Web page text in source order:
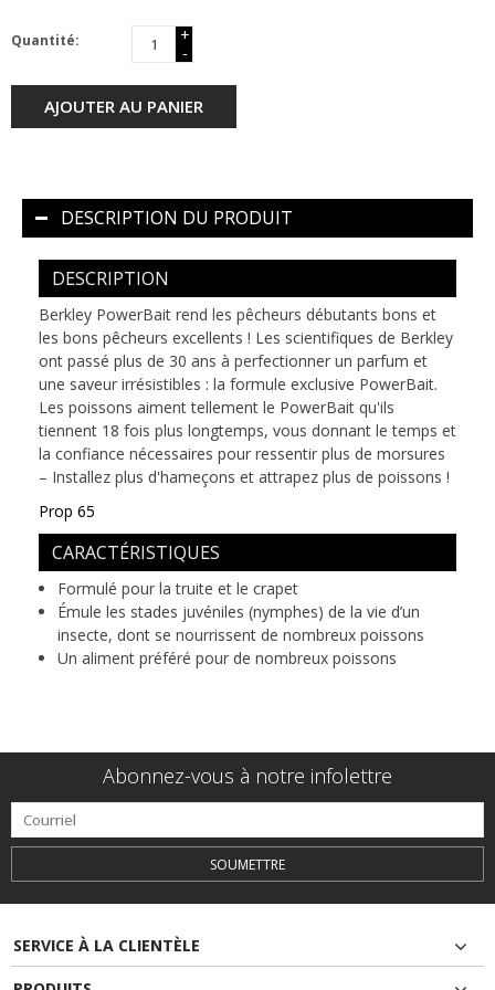
Quantité:
+
-
AJOUTER AU PANIER
DESCRIPTION DU PRODUIT
DESCRIPTION
Berkley PowerBait rend les pêcheurs débutants bons et
les bons pêcheurs excellents ! Les scientifiques de Berkley
ont passé plus de 30 ans à perfectionner un parfum et
une saveur irrésistibles : la formule exclusive PowerBait.
Les poissons aiment tellement le PowerBait qu'ils
tiennent 18 fois plus longtemps, vous donnant le temps et
la confiance nécessaires pour ressentir plus de morsures
– Installez plus d'hameçons et attrapez plus de poissons !
Prop 65
CARACTÉRISTIQUES
Formulé pour la truite et le crapet
Émule les stades juvéniles (nymphes) de la vie d’un
insecte, dont se nourrissent de nombreux poissons
Un aliment préféré pour de nombreux poissons
Abonnez-vous à notre infolettre
SOUMETTRE
SERVICE À LA CLIENTÈLE